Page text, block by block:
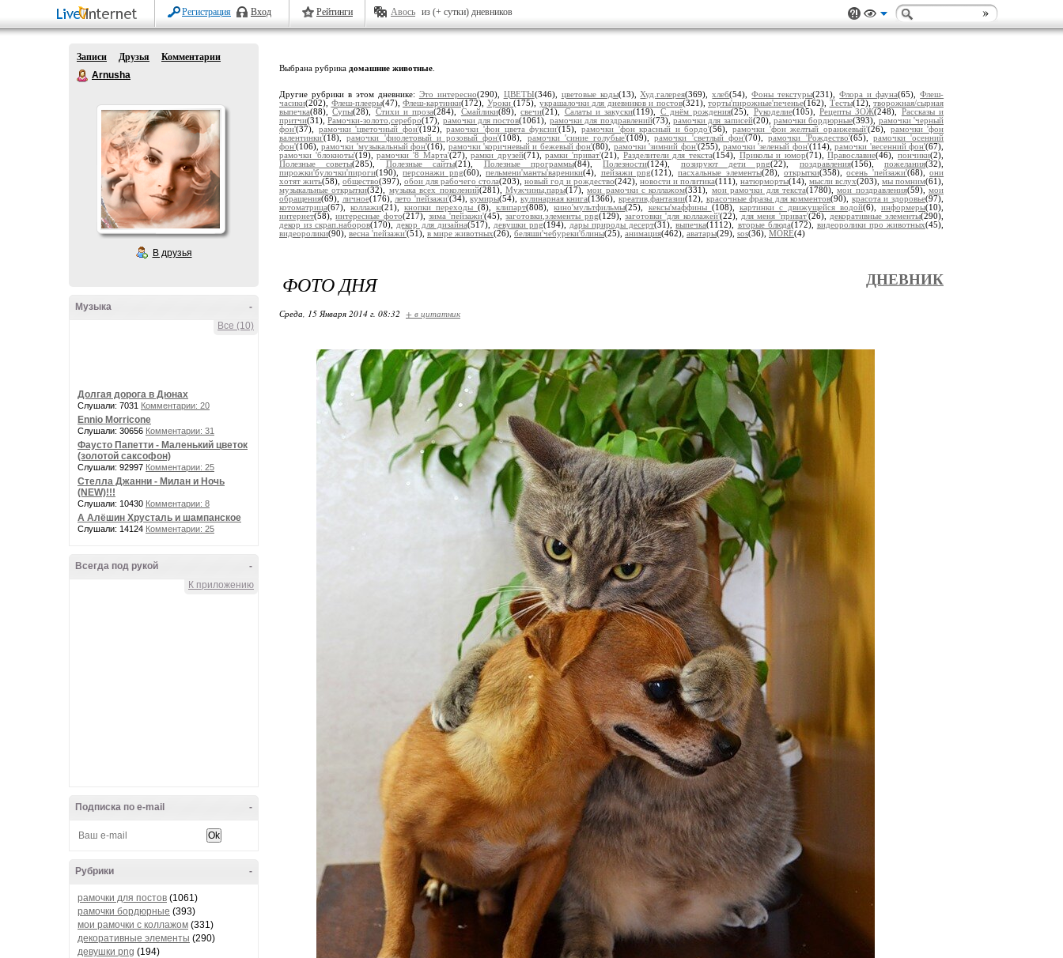
Регистрация Вход Рейтинги Авось из (+ сутки) дневников
Записи Друзья
Комментарии
Arnusha
В друзья
-
Музыка
Все (10)
Долгая дорога в Дюнах
Слушали: 7031 Комментарии: 20
Ennio Morricone
Слушали: 30656 Комментарии: 31
Фаусто Папетти - Маленький цветок
(золотой саксофон)
Слушали: 92997 Комментарии: 25
Стелла Джанни - Милан и Ночь
(NEW)!!!
Слушали: 10430 Комментарии: 8
А Алёшин Хрусталь и шампанское
Слушали: 14124 Комментарии: 25
-
Всегда под рукой
К приложению
-
Подписка по e-mail
-
Рубрики
рамочки для постов (1061)
рамочки бордюрные (393)
мои рамочки с коллажом (331)
декоративные элементы (290)
девушки png (194)
Выбрана рубрика домашние животные
Другие рубрики в этом дневнике: Это интересно(290), ЦВЕТЫ(346), цветовые коды(13),Худ.галерея(369),хлеб(54),Фоны текстуры(231),Флора и фауна(65),Флеш-
часики(202), Флеш-плееры(47), Флеш-картинки(172), Уроки (175), украшалочки для дневников и постов(321), торты'пирожные'печенье(162), Тесты(12), творожная/сырная
выпечка(88),Супы(28), Стихи и проза(284), Смайлики(89),свечи(21), Салаты и закуски(119), С днём рождения(25), Рукоделие(105),Рецепты ЗОЖ(248), Рассказы и
притчи(31),Рамочки-золото,серебро(17), рамочки для постов(1061), рамочки для поздравлений(73), рамочки для записей(20), рамочки бордюрные(393), рамочки 'черный
фон'(37), рамочки 'цветочный фон'(192),рамочки 'фон цвета фуксии'(15), рамочки 'фон красный и бордо'(56),рамочки 'фон желтый оранжевый'(26), рамочки 'фон
валентинки'(18),рамочки 'фиолетовый и розовый фон'(108), рамочки 'синие голубые'(109),рамочки 'светлый фон'(70),рамочки 'Рождество'(65), рамочки 'осенний
фон'(106),рамочки 'музыкальный фон'(16), рамочки 'коричневый и бежевый фон'(80), рамочки 'зимний фон'(255), рамочки 'зеленый фон'(114),рамочки 'весенний фон'(67),
рамочки 'блокноты'(19),рамочки '8 Марта'(27),рамки друзей(71),рамки 'приват'(21), Разделители для текста(154), Приколы и юмор(71),Православие(46), пончики(2),
Полезные советы(285), Полезные сайты(21), Полезные программы(84),Полезности(124), позируют дети png(22), поздравления(156),пожелания(32),
пирожки'булочки'пироги(190),персонажи png(60),пельмени'манты'вареники(4), пейзажи png(121),пасхальные элементы(28), открытки(358),осень 'пейзажи'(68),они
хотят жить(58), общество(397), обои для рабочего стола(203), новый год и рождество(242), новости и политика(111), натюрморты(14), мысли вслух(203), мы помним(61),
музыкальные открытки(32), музыка всех поколений(281), Мужчины,пары(17),мои рамочки с коллажом(331), мои рамочки для текста(1780),мои поздравления(59), мои
обращения(69), личное(176), лето 'пейзажи'(34),кумиры(54), кулинарная книга(1366),креатив,фантазии(12), красочные фразы для комментов(90), красота и здоровье(97),
котоматрица(67),коллажи(21),кнопки переходы(8),клипарт(808),кино'мультфильмы(25), кексы'маффины (108), картинки с движущейся водой(6),информеры(10),
интернет(58),интересные фото(217), зима 'пейзажи'(45),заготовки,элементы png(129),заготовки 'для коллажей'(22), для меня 'приват'(26), декоративные элементы(290),
декор из скрап.наборов(170), декор для дизайна(517), девушки png(194), дары природы десерт(31),выпечка(1112), вторые блюда(172), видеоролики про животных(45),
видеоролики(90), весна 'пейзажи'(51), в мире животных(26), беляши'чебуреки'блины(25), анимация(462), аватары(29), sos(36), MORE(4)
ФОТО ДНЯ ДНЕВНИК
Среда, 15 Января 2014 г. 08:32 + в цитатник